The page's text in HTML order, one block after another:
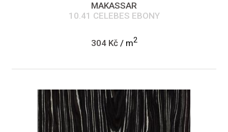
MAKASSAR
10.41 CELEBES EBONY
304 Kč/ m2